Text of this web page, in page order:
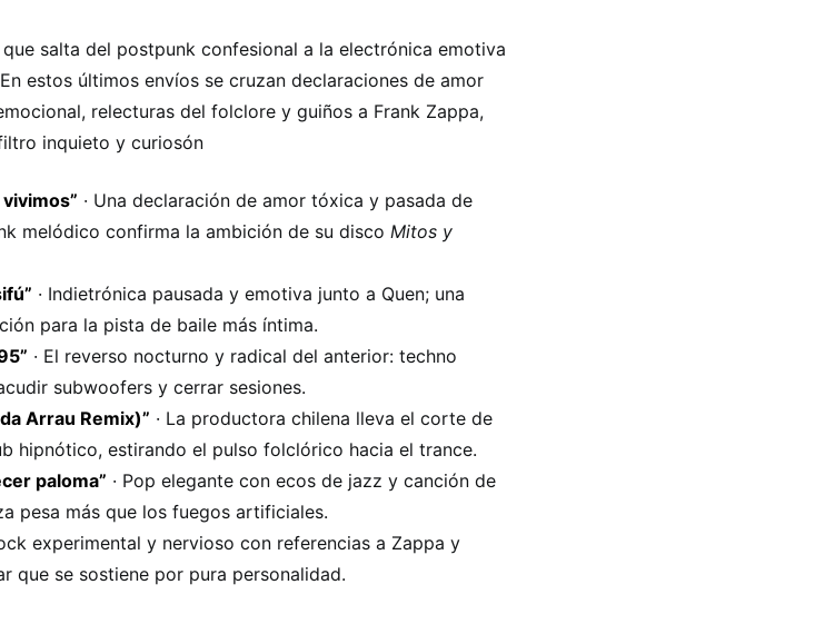
salta del postpunk confesional a la electrónica emotiva
estos últimos envíos se cruzan declaraciones de amor
relecturas del folclore y guiños a Frank Zappa,
inquieto y curiosón
· Una declaración de amor tóxica y pasada de
melódico confirma la ambición de su disco Mitos y
· Indietrónica pausada y emotiva junto a Quen; una
para la pista de baile más íntima.
· El reverso nocturno y radical del anterior: techno
subwoofers y cerrar sesiones.
Arrau Remix)” · La productora chilena lleva el corte de
hipnótico, estirando el pulso folclórico hacia el trance.
paloma” · Pop elegante con ecos de jazz y canción de
pesa más que los fuegos artificiales.
experimental y nervioso con referencias a Zappa y
que se sostiene por pura personalidad.